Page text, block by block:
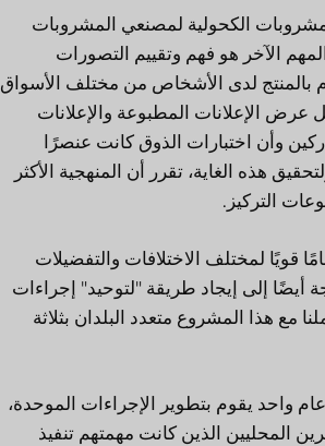
الكحولية لمصنعي المشروبات
الآخر هو فهم وتقييم التصورات
بالمنتج لدى الأشخاص من مختلف الأسواق
عرض الإعلانات المطبوعة والإعلانات
وأن اختبارات الذوق كانت عنصرًا
هذه الغاية، تقرر أن المنهجية الأكثر
التركيز.
قويًا لمختلف الاختلافات والتفضيلات
أيضًا إلى إيجاد طريقة "لتوحيد" إجراءات
مع هذا المشروع متعدد البلدان بثلاثة
عام واحد يقوم بتطوير الإجراءات الموحدة،
المحليين الذين كانت مهمتهم تنفيذ